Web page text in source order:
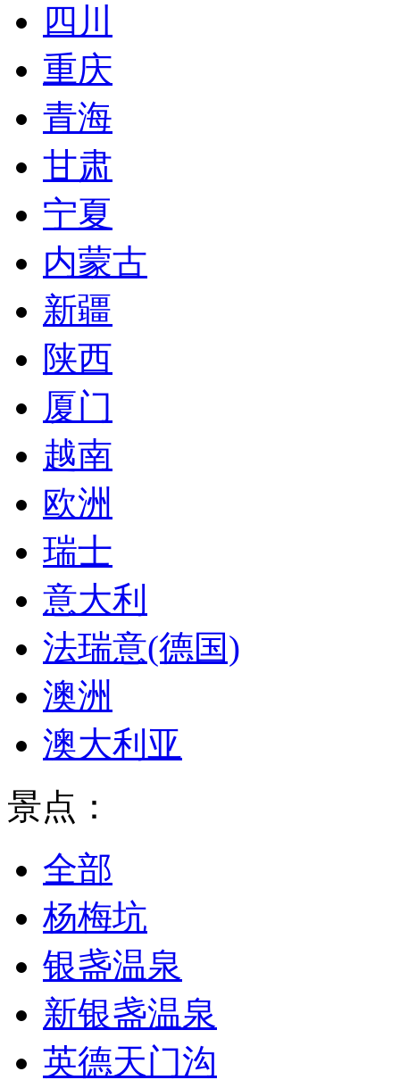
四川
重庆
青海
甘肃
宁夏
内蒙古
新疆
陕西
厦门
越南
欧洲
瑞士
意大利
法瑞意(德国)
澳洲
澳大利亚
景点：
全部
杨梅坑
银盏温泉
新银盏温泉
英德天门沟